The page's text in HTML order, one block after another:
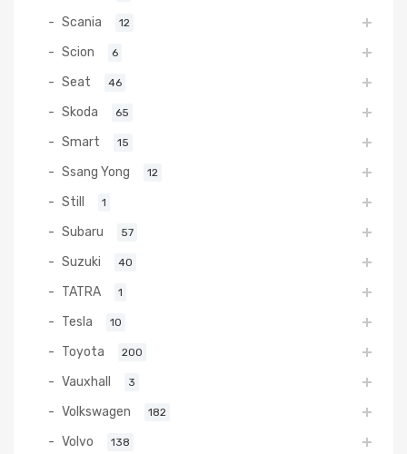
Scania 12
Scion 6
Seat 46
Skoda 65
Smart 15
Ssang Yong 12
Still 1
Subaru 57
Suzuki 40
TATRA 1
Tesla 10
Toyota 200
Vauxhall 3
Volkswagen 182
Volvo 138